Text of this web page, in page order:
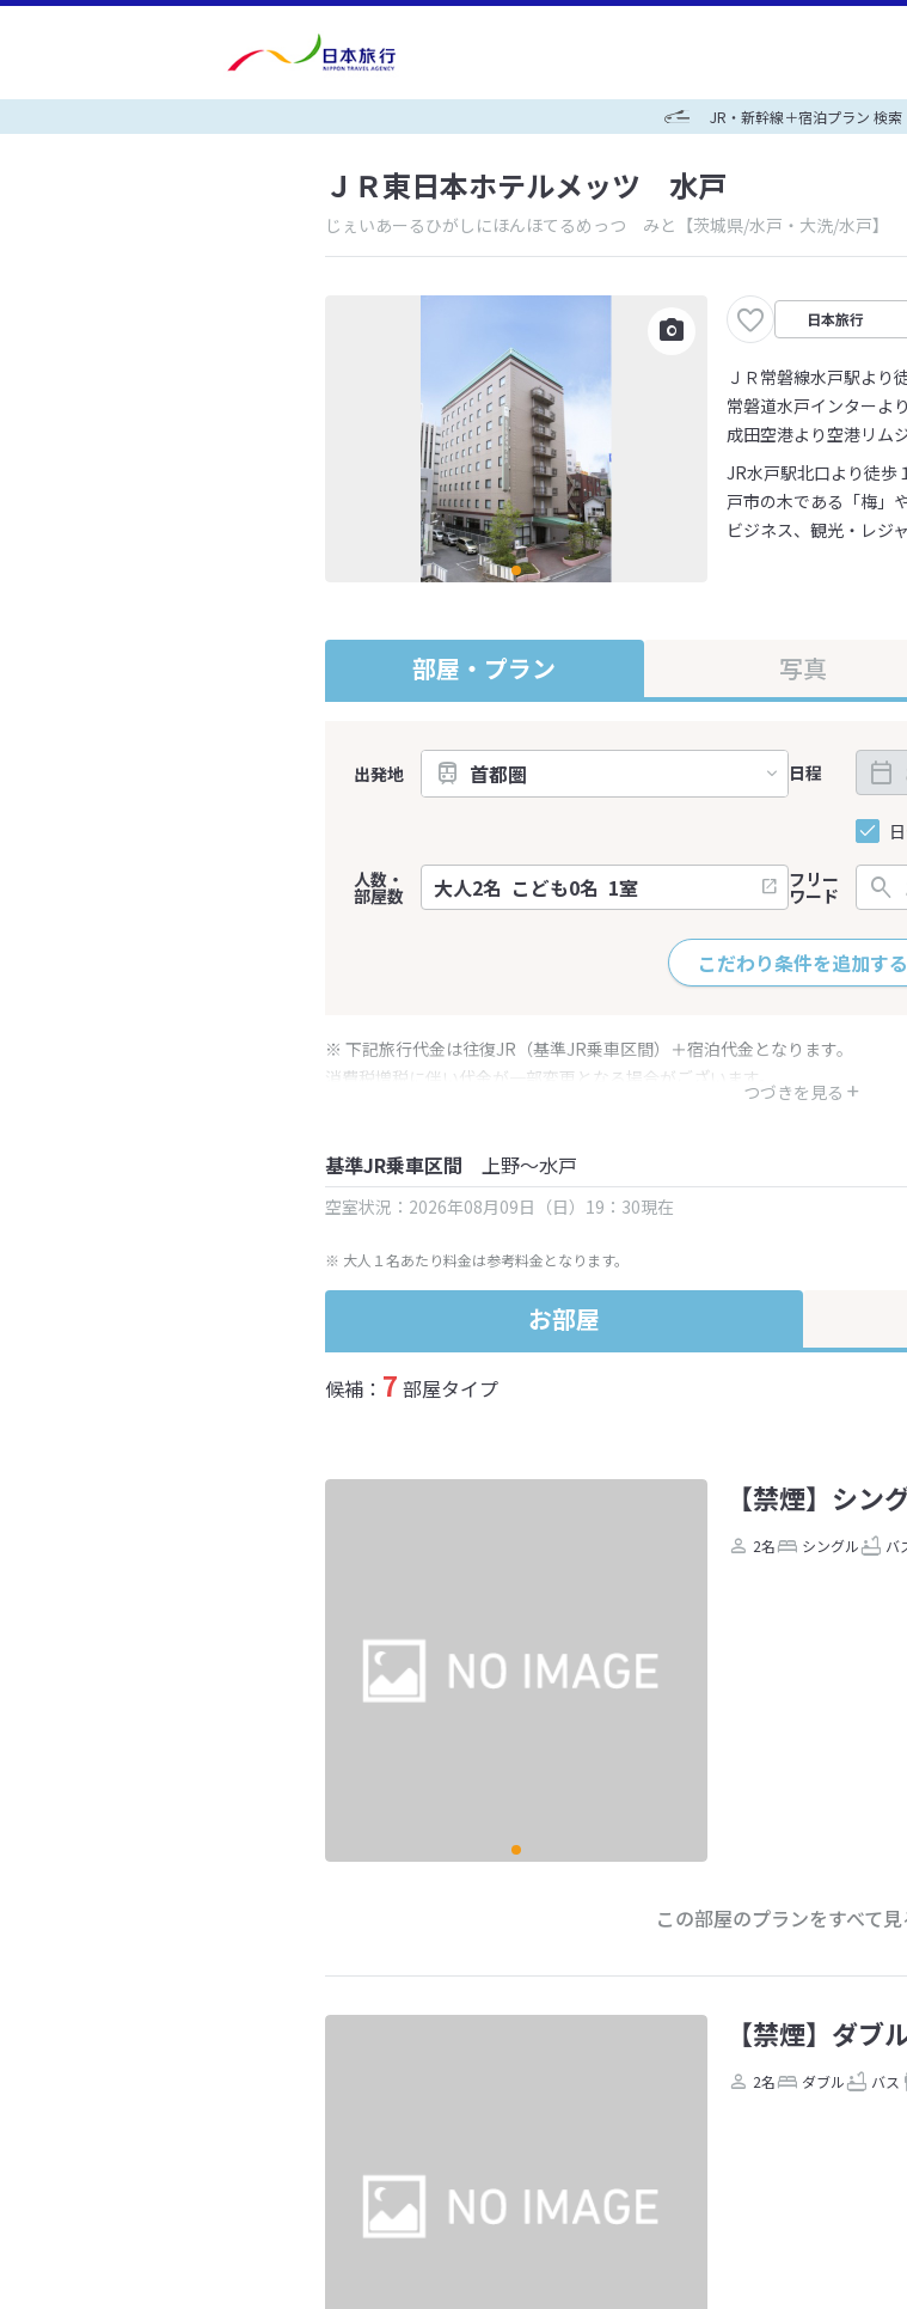
JR・新幹線＋宿泊プラン 検索
ＪＲ東日本ホテルメッツ 水戸
じぇいあーるひがしにほんほてるめっつ みと 【茨城県/水戸・大洗/水戸】
日本旅行
ＪＲ常磐線水戸駅より
常磐道水戸インターよ
成田空港より空港リム
JR水戸駅北口より徒歩
戸市の木である「梅」
ビジネス、観光・レジ
部屋・プラン 写真
出発地 日程
人数・
部屋数
フリー
ワード
こだわり条件を追加する
つづきを見る
※ 下記旅行代金は往復JR（基準JR乗車区間）＋宿泊代金となります。
消費税増税に伴い代金が一部変更となる場合がございます。
※ 表示されている旅行代金・プラン内容は一定時間ごとに更新されます。最
基準JR乗車区間 上野～水戸
空室状況：2026年08月09日（日）19：30現在
※ 大人１名あたり料金は参考料金となります。
お部屋
候補： 7 部屋タイプ
【禁煙】シ
2名 シングル バ
この部屋のプランをすべて見
【禁煙】ダブ
2名 ダブル バス